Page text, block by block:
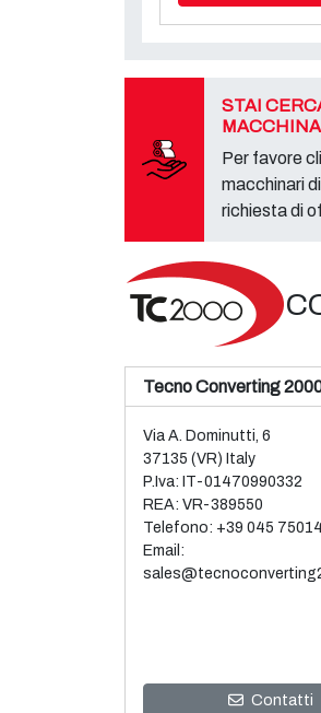
STAI
Per favore
macchinari
richiesta di
Tecno Converting
Via A. Dominutti, 6
37135 (VR) Italy
P.Iva: IT-01470990332
REA: VR-389550
Telefono: +39 045
Email:
Contatti